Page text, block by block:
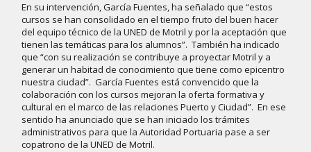
En su intervención, García Fuentes, ha señalado que “estos
cursos se han consolidado en el tiempo fruto del buen hacer
del equipo técnico de la UNED de Motril y por la aceptación que
tienen las temáticas para los alumnos”. También ha indicado
que “con su realización se contribuye a proyectar Motril y a
generar un habitad de conocimiento que tiene como epicentro
nuestra ciudad”. García Fuentes está convencido que la
colaboración con los cursos mejoran la oferta formativa y
cultural en el marco de las relaciones Puerto y Ciudad”. En ese
sentido ha anunciado que se han iniciado los trámites
administrativos para que la Autoridad Portuaria pase a ser
copatrono de la UNED de Motril.